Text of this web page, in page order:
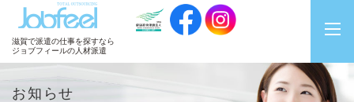
JobFeel
滋賀で派遣の仕事を探すなら
ジョブフィールの人材派遣
お知らせ